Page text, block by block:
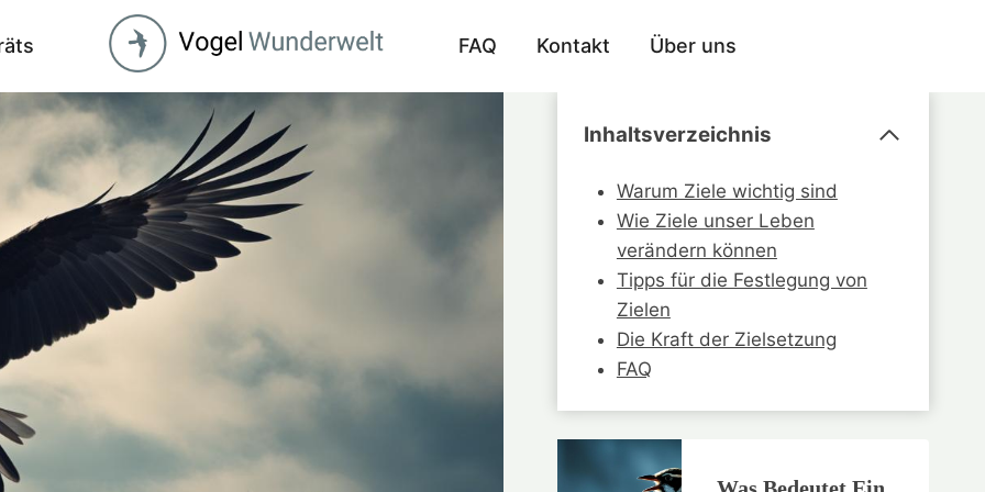
FAQ Kontakt Über uns
Inhaltsverzeichnis
Warum Ziele wichtig sind
Wie Ziele unser Leben
verändern können
Tipps für die Festlegung von
Zielen
Die Kraft der Zielsetzung
FAQ
Was Bedeutet Ein